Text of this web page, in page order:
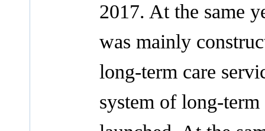
2017. At the same
was mainly
long-term care
system of long-